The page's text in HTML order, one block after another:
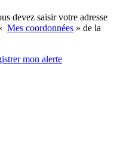
devez saisir votre adresse
Mes coordonnées » de la
mon alerte